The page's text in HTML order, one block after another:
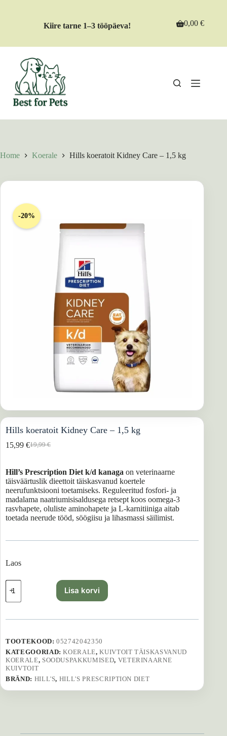
Kiire tarne 1–3 tööpäeva!
Shopping
0,00€
Home Koerale Hills koeratoit Kidney Care – 1,5 kg
-20%
Hills koeratoit Kidney Care – 1,5 kg
19,99€
Algne
oli:
19,99 €.
15,99 €Praegune
on:
15,99 €.
Hill’s Prescription Diet k/d kanaga on veterinaarne
täisväärtuslik dieettoit täiskasvanud koertele
neerufunktsiooni toetamiseks. Reguleeritud fosfori- ja
madalama naatriumisisaldusega retsept koos oomega-3
rasvhapete, oluliste aminohapete ja L-karnitiiniga aitab
toetada neerude tööd, söögiisu ja lihasmassi säilimist.
Laos
Hills
koeratoit
Kidney
-
kogus
Lisa korvi
TOOTEKOOD:052742042350
KATEGOORIAD:KOERALE,KUIVTOIT TÄISKASVANUD
KOERALE, SOODUSPAKKUMISED, VETERINAARNE
KUIVTOIT
BRÄND: HILL'S, HILL'S PRESCRIPTION DIET